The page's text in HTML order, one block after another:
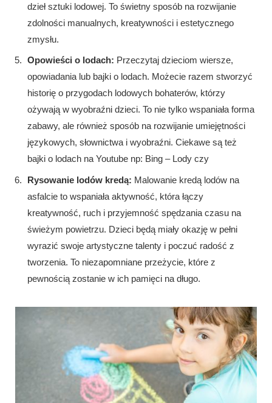
dzieł sztuki lodowej. To świetny sposób na rozwijanie
zdolności manualnych, kreatywności i estetycznego
zmysłu.
Opowieści o lodach: Przeczytaj dzieciom wiersze,
opowiadania lub bajki o lodach. Możecie razem stworzyć
historię o przygodach lodowych bohaterów, którzy
ożywają w wyobraźni dzieci. To nie tylko wspaniała forma
zabawy, ale również sposób na rozwijanie umiejętności
językowych, słownictwa i wyobraźni. Ciekawe są też
bajki o lodach na Youtube np: Bing – Lody czy
Rysowanie lodów kredą: Malowanie kredą lodów na
asfalcie to wspaniała aktywność, która łączy
kreatywność, ruch i przyjemność spędzania czasu na
świeżym powietrzu. Dzieci będą miały okazję w pełni
wyrazić swoje artystyczne talenty i poczuć radość z
tworzenia. To niezapomniane przeżycie, które z
pewnością zostanie w ich pamięci na długo.